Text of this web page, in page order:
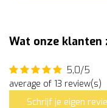
Wat onze klanten
5,0/5
average of 13 review(s)
Schrijf je eigen